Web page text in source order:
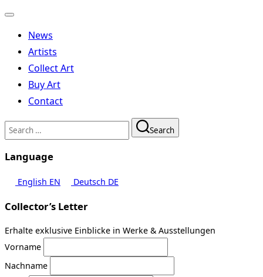
Toggle
navigationNews
Artists
Collect Art
Buy Art
Contact
Search
for:
Search
Language
English EN Deutsch DE
Collector’s Letter
Erhalte exklusive Einblicke in Werke & Ausstellungen
Vorname
Nachname